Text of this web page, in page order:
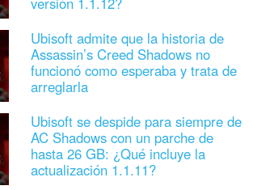
Ubisoft admite que la historia de
Assassin’s Creed Shadows no
funcionó como esperaba y trata de
arreglarla
Ubisoft se despide para siempre de
AC Shadows con un parche de
hasta 26 GB: ¿Qué incluye la
actualización 1.1.11?